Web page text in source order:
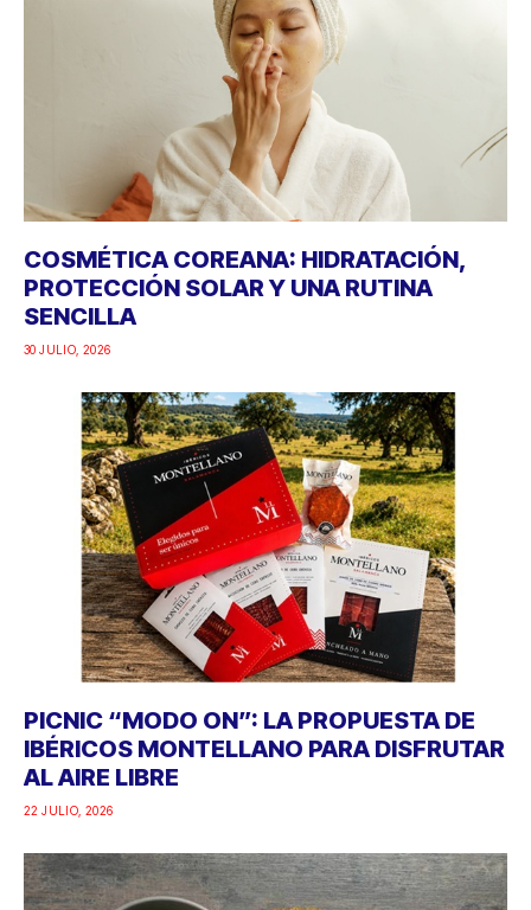
COSMÉTICA COREANA: HIDRATACIÓN,
PROTECCIÓN SOLAR Y UNA RUTINA
SENCILLA
30 JULIO, 2026
PICNIC “MODO ON”: LA PROPUESTA DE
IBÉRICOS MONTELLANO PARA DISFRUTAR
AL AIRE LIBRE
22 JULIO, 2026